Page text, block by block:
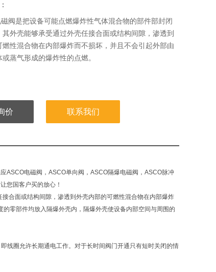
阀是把设备可能点燃爆炸性气体混合物的部件部封闭
外壳能够承受通过外壳任接合面或结构间隙，渗透到
燃性混合物在内部爆炸而不损坏，并且不会引起外部由
蒸气形成的爆炸性的点燃。
价 联系我们
ASCO电磁阀，ASCO单向阀，ASCO隔爆电磁阀，ASCO脉冲
您国客户买的放心！
合面或结构间隙，渗透到外壳内部的可燃性混合物在内部爆炸
零部件均放入隔爆外壳内，隔爆外壳使设备内部空间与周围的
线圈允许长期通电工作。对于长时间阀门开通只有短时关闭的情